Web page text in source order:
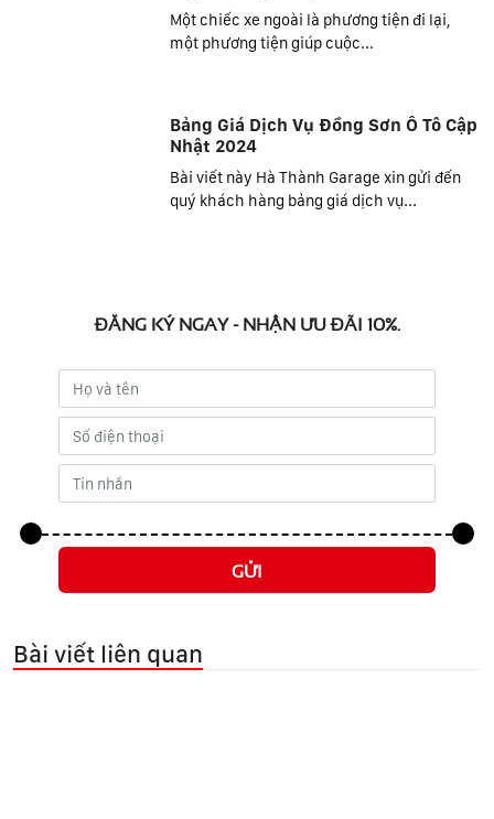
Một chiếc xe ngoài là phương tiện đi lại,
một phương tiện giúp cuộc...
Bảng Giá Dịch Vụ Đồng Sơn Ô Tô Cập
Nhật 2024
Bài viết này Hà Thành Garage xin gửi đến
quý khách hàng bảng giá dịch vụ...
ĐĂNG KÝ NGAY - NHẬN ƯU ĐÃI 10%.
GỬI
Bài viết liên quan